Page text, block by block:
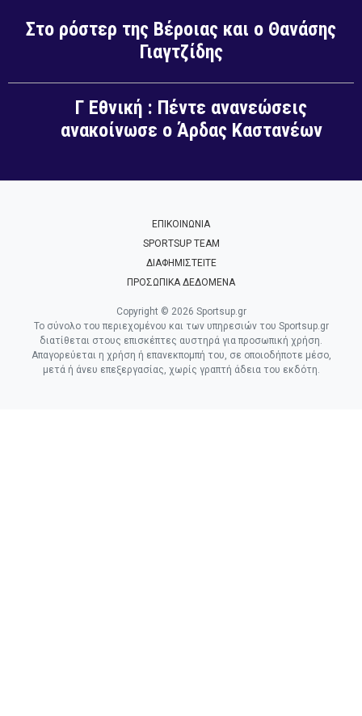
Στο ρόστερ της Βέροιας και ο Θανάσης
Γιαγτζίδης
Γ Εθνική : Πέντε ανανεώσεις
ανακοίνωσε ο Άρδας Καστανέων
ΕΠΙΚΟΙΝΩΝΙΑ
SPORTSUP TEAM
ΔΙΑΦΗΜΙΣΤΕΙΤΕ
ΠΡΟΣΩΠΙΚΑ ΔΕΔΟΜΕΝΑ
Copyright © 2026 Sportsup.gr
Το σύνολο του περιεχομένου και των υπηρεσιών του Sportsup.gr
διατίθεται στους επισκέπτες αυστηρά για προσωπική χρήση.
Απαγορεύεται η χρήση ή επανεκπομπή του, σε οποιοδήποτε μέσο,
μετά ή άνευ επεξεργασίας, χωρίς γραπτή άδεια του εκδότη.